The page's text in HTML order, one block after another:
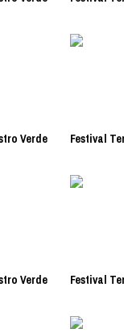
Verde Festival
Verde Festival